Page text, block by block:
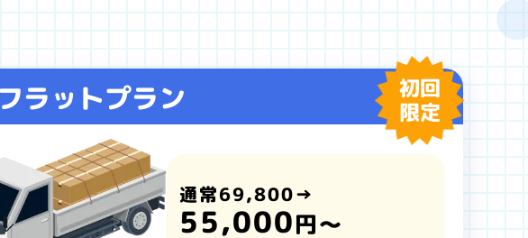
ラットプラン
初回
限定
通常69,800→
55,000円～